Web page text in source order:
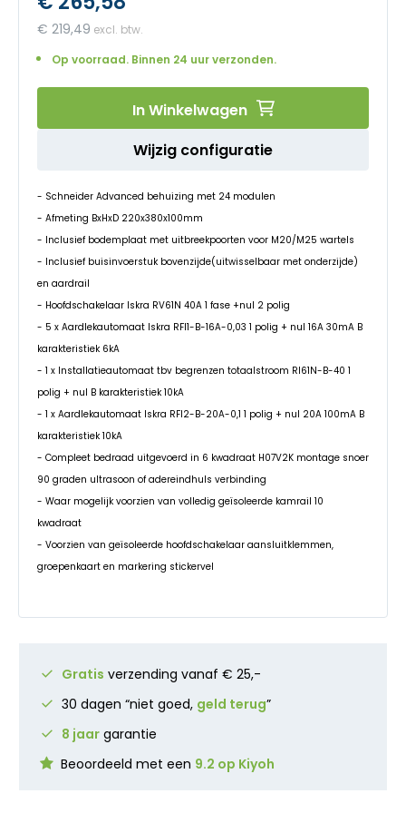
€ 219,49
Op voorraad. Binnen 24 uur verzonden.
Wijzig configuratie
In Winkelwagen
- Schneider Advanced behuizing met 24 modulen
- Afmeting BxHxD 220x380x100mm
- Inclusief bodemplaat met uitbreekpoorten voor M20/M25 wartels
- Inclusief buisinvoerstuk bovenzijde(uitwisselbaar met onderzijde)
en aardrail
- Hoofdschakelaar Iskra RV61N 40A 1 fase +nul 2 polig
- 5 x Aardlekautomaat Iskra RFI1-B-16A-0,03 1 polig + nul 16A 30mA B
karakteristiek 6kA
- 1 x Installatieautomaat tbv begrenzen totaalstroom RI61N-B-40 1
polig + nul B karakteristiek 10kA
- 1 x Aardlekautomaat Iskra RFI2-B-20A-0,1 1 polig + nul 20A 100mA B
karakteristiek 10kA
- Compleet bedraad uitgevoerd in 6 kwadraat H07V2K montage snoer
90 graden ultrasoon of adereindhuls verbinding
- Waar mogelijk voorzien van volledig geïsoleerde kamrail 10
kwadraat
- Voorzien van geïsoleerde hoofdschakelaar aansluitklemmen,
groepenkaart en markering stickervel
Gratis verzending vanaf € 25,-
30 dagen “niet goed, geld terug”
8 jaar garantie
Beoordeeld met een 9.2 op Kiyoh
afbeeldingen-